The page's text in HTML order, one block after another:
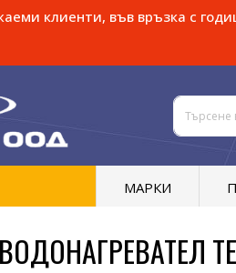
клиенти, във връзка с
МАРКИ
ВОДОНАГРЕВАТЕЛ